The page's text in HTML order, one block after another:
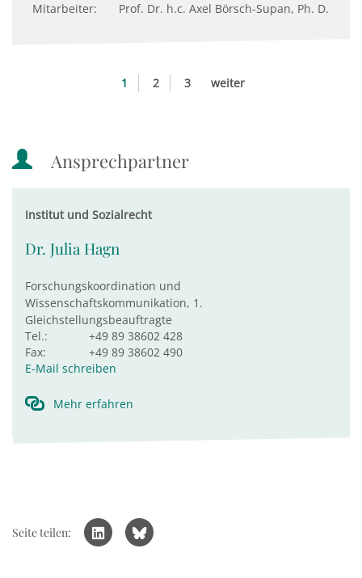
Mitarbeiter:
Prof. Dr. h.c. Axel Börsch-Supan, Ph. D.
1 2 3 weiter
Ansprechpartner
Institut und Sozialrecht
Dr. Julia Hagn
Forschungskoordination und
Wissenschaftskommunikation, 1.
Gleichstellungsbeauftragte
Tel.:
+49 89 38602 428
Fax:
+49 89 38602 490
E-Mail schreiben
Mehr erfahren
Seite teilen: